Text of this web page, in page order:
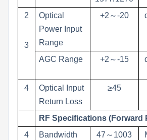
2
3
Optical
Power Input
Range
+2 ～-20
AGC Range +2 ～-15
4
Optical Input
Return Loss
≥45
RF Specifications (Forward
4
Bandwidth 47 ～ 1003